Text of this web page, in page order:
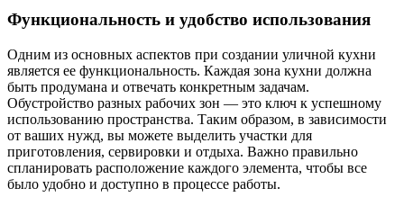
Функциональность и удобство использования
Одним из основных аспектов при создании уличной кухни
является ее функциональность. Каждая зона кухни должна
быть продумана и отвечать конкретным задачам.
Обустройство разных рабочих зон — это ключ к успешному
использованию пространства. Таким образом, в зависимости
от ваших нужд, вы можете выделить участки для
приготовления, сервировки и отдыха. Важно правильно
спланировать расположение каждого элемента, чтобы все
было удобно и доступно в процессе работы.